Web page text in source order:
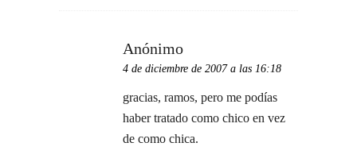
Anónimo
4 de diciembre de 2007 a las 16:18
gracias, ramos, pero me podías
haber tratado como chico en vez
de como chica.